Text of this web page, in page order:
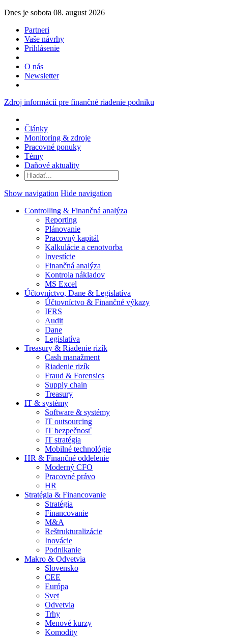
Dnes je sobota 08. august 2026
Partneri
Vaše návrhy
Prihlásenie
O nás
Newsletter
Zdroj informácií pre finančné riadenie podniku
Články
Monitoring & zdroje
Pracovné ponuky
Témy
Daňové aktuality
Show navigation Hide navigation
Controlling & Finančná analýza
Reporting
Plánovanie
Pracovný kapitál
Kalkulácie a cenotvorba
Investície
Finančná analýza
Kontrola nákladov
MS Excel
Účtovníctvo, Dane & Legislatíva
Účtovníctvo & Finančné výkazy
IFRS
Audit
Dane
Legislatíva
Treasury & Riadenie rizík
Cash manažment
Riadenie rizík
Fraud & Forensics
Supply chain
Treasury
IT & systémy
Software & systémy
IT outsourcing
IT bezpečnosť
IT stratégia
Mobilné technológie
HR & Finančné oddelenie
Moderný CFO
Pracovné právo
HR
Stratégia & Financovanie
Stratégia
Financovanie
M&A
Reštrukturalizácie
Inovácie
Podnikanie
Makro & Odvetvia
Slovensko
CEE
Európa
Svet
Odvetvia
Trhy
Menové kurzy
Komodity